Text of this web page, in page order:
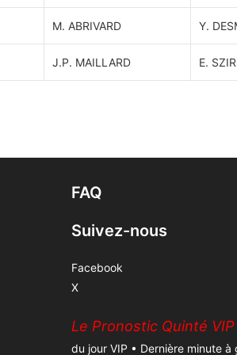
M. ABRIVARD Y.
J.P. MAILLARD E.
FAQ
Suivez-nous
Facebook
X
Le Pronostic Quinté VIP
du jour VIP • Dernière minute à